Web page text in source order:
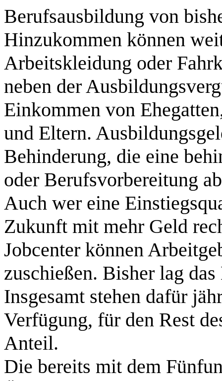
Berufsausbildung von
Hinzukommen können
Arbeitskleidung oder
neben der
Einkommen von
und Eltern.
Behinderung, die eine
oder Berufsvorbereitung
Auch wer eine
Zukunft mit mehr Geld
Jobcenter können
zuschießen. Bisher lag
Insgesamt stehen dafür
Verfügung, für den Rest
Anteil.
Die bereits mit dem